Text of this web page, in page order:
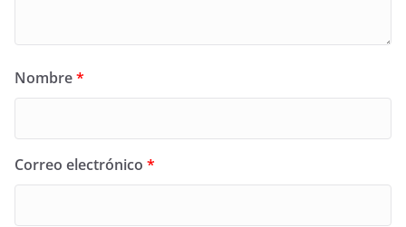
Nombre*
Correo electrónico *